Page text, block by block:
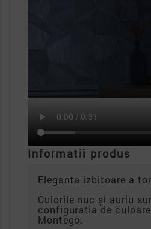
Informatii produs
Eleganta izbitoare a
Culorile nuc și auriu
configuratia de
Montego.